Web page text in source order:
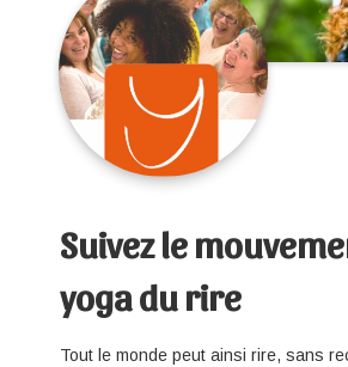
Suivez le
yoga du rire
Tout le monde peut ainsi rire, sans